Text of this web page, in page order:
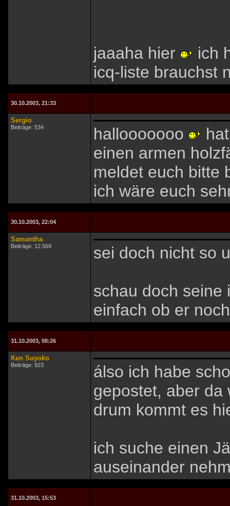
jaaaha hier
ich
icq-liste brauchst
30.10.2003, 21:33
Sergio
Beiträge: 534 hallooooooo
einen armen
meldet euch bitte
ich wäre euch
30.10.2003, 22:04
Samantha
Beiträge: 12.569 sei doch nicht so
schau doch seine
einfach ob er
31.10.2003, 08:26
Ken Suyoko
Beiträge: 923
álso ich habe
gepostet, aber da
drum kommt es
ich suche einen
auseinander
31.10.2003, 15:53